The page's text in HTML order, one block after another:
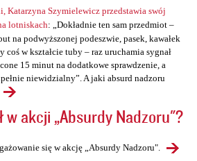
Katarzyna Szymielewicz przedstawia swój
lotniskach: „Dokładnie ten sam przedmiot –
na podwyższonej podeszwie, pasek, kawałek
coś w kształcie tuby – raz uruchamia sygnał
15 minut na dodatkowe sprawdzenie, a
niewidzialny”. A jaki absurd nadzoru
w akcji „Absurdy Nadzoru"?
się w akcję „Absurdy Nadzoru".